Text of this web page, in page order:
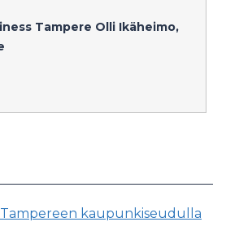
Tampere Olli Ikäheimo,
kaupunkiseudulla